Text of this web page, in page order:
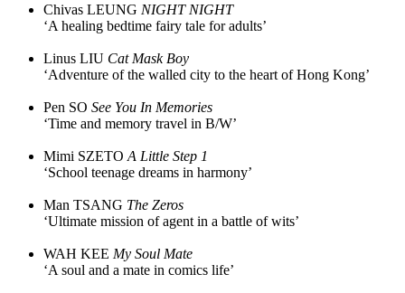
Chivas LEUNG NIGHT NIGHT
‘A healing bedtime fairy tale for adults’
Linus LIU Cat Mask Boy
‘Adventure of the walled city to the heart of Hong Kong’
Pen SO See You In Memories
‘Time and memory travel in B/W’
Mimi SZETO A Little Step 1
‘School teenage dreams in harmony’
Man TSANG The Zeros
‘Ultimate mission of agent in a battle of wits’
WAH KEE My Soul Mate
‘A soul and a mate in comics life’